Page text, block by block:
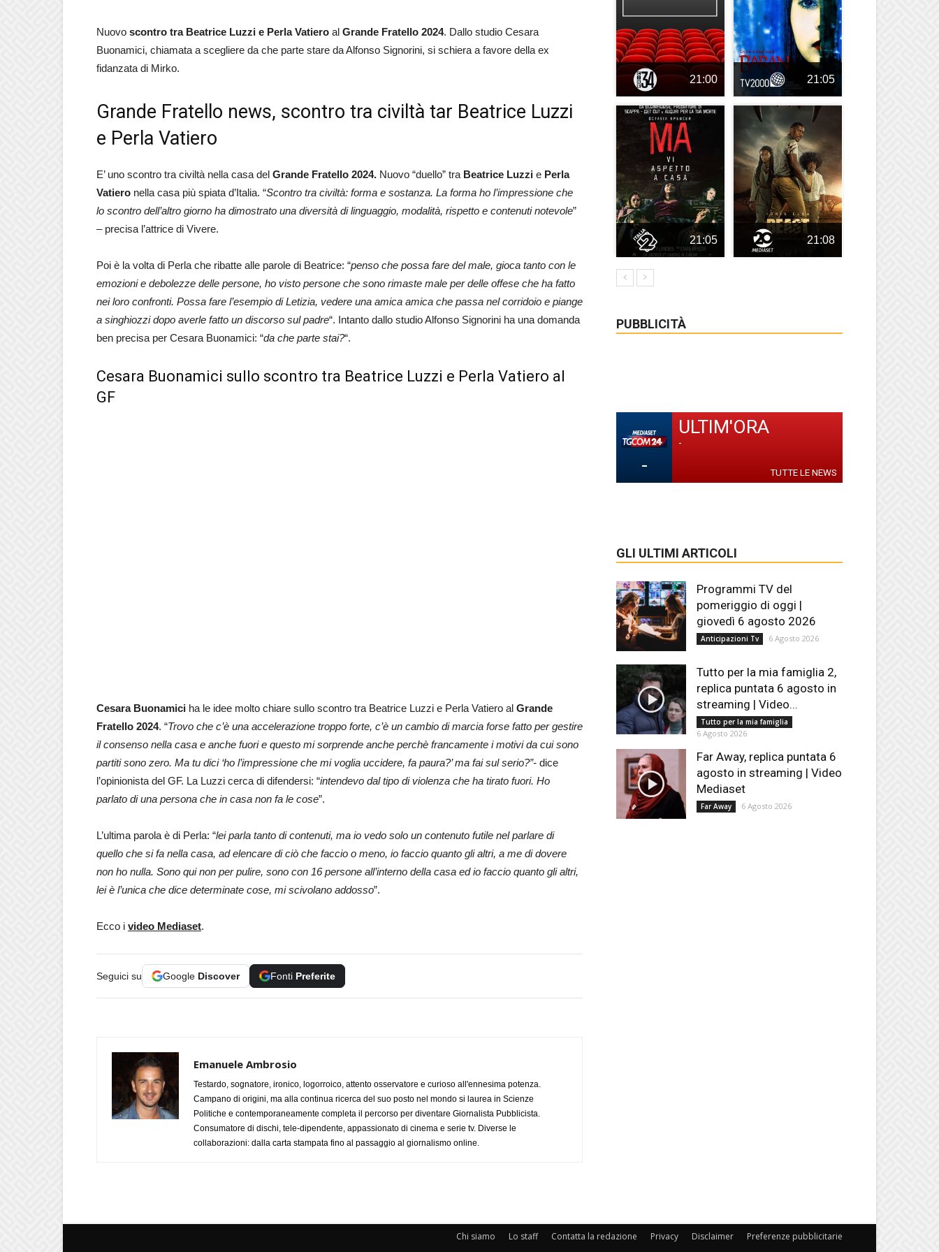
Nuovo scontro tra Beatrice Luzzi e Perla Vatiero al Grande Fratello 2024. Dallo studio Cesara
Buonamici, chiamata a scegliere da che parte stare da Alfonso Signorini, si schiera a favore della ex
fidanzata di Mirko.
Grande Fratello news, scontro tra civiltà tar Beatrice Luzzi
e Perla Vatiero
E’ uno scontro tra civiltà nella casa del Grande Fratello 2024. Nuovo “duello” tra Beatrice Luzzi e Perla
Vatiero nella casa più spiata d’Italia. “Scontro tra civiltà: forma e sostanza. La forma ho l’impressione che
lo scontro dell’altro giorno ha dimostrato una diversità di linguaggio, modalità, rispetto e contenuti notevole”
– precisa l’attrice di Vivere.
Poi è la volta di Perla che ribatte alle parole di Beatrice: “penso che possa fare del male, gioca tanto con le
emozioni e debolezze delle persone, ho visto persone che sono rimaste male per delle offese che ha fatto
nei loro confronti. Possa fare l’esempio di Letizia, vedere una amica amica che passa nel corridoio e piange
a singhiozzi dopo averle fatto un discorso sul padre“. Intanto dallo studio Alfonso Signorini ha una domanda
ben precisa per Cesara Buonamici: “da che parte stai?“.
Cesara Buonamici sullo scontro tra Beatrice Luzzi e Perla Vatiero al
GF
Cesara Buonamici ha le idee molto chiare sullo scontro tra Beatrice Luzzi e Perla Vatiero al Grande
Fratello 2024. “Trovo che c’è una accelerazione troppo forte, c’è un cambio di marcia forse fatto per gestire
il consenso nella casa e anche fuori e questo mi sorprende anche perchè francamente i motivi da cui sono
partiti sono zero. Ma tu dici ‘ho l’impressione che mi voglia uccidere, fa paura?’ ma fai sul serio?”- dice
l’opinionista del GF. La Luzzi cerca di difendersi: “intendevo dal tipo di violenza che ha tirato fuori. Ho
parlato di una persona che in casa non fa le cose”.
L’ultima parola è di Perla: “lei parla tanto di contenuti, ma io vedo solo un contenuto futile nel parlare di
quello che si fa nella casa, ad elencare di ciò che faccio o meno, io faccio quanto gli altri, a me di dovere
non ho nulla. Sono qui non per pulire, sono con 16 persone all’interno della casa ed io faccio quanto gli altri,
lei è l’unica che dice determinate cose, mi scivolano addosso”.
Ecco i video Mediaset.
Seguici su Google Discover Fonti Preferite
Emanuele Ambrosio
Testardo, sognatore, ironico, logorroico, attento osservatore e curioso all'ennesima potenza.
Campano di origini, ma alla continua ricerca del suo posto nel mondo si laurea in Scienze
Politiche e contemporaneamente completa il percorso per diventare Giornalista Pubblicista.
Consumatore di dischi, tele-dipendente, appassionato di cinema e serie tv. Diverse le
collaborazioni: dalla carta stampata fino al passaggio al giornalismo online.
21:00 21:05
21:05 21:08
PUBBLICITÀ
-
ULTIM'ORA
-
TUTTE LE NEWS
GLI ULTIMI ARTICOLI
Programmi TV del
pomeriggio di oggi |
giovedì 6 agosto 2026
Anticipazioni Tv 6 Agosto 2026
Tutto per la mia famiglia 2,
replica puntata 6 agosto in
streaming | Video...
Tutto per la mia famiglia
6 Agosto 2026
Far Away, replica puntata 6
agosto in streaming | Video
Mediaset
Far Away 6 Agosto 2026
Chi siamo Lo staff Contatta la redazione Privacy Disclaimer Preferenze pubblicitarie